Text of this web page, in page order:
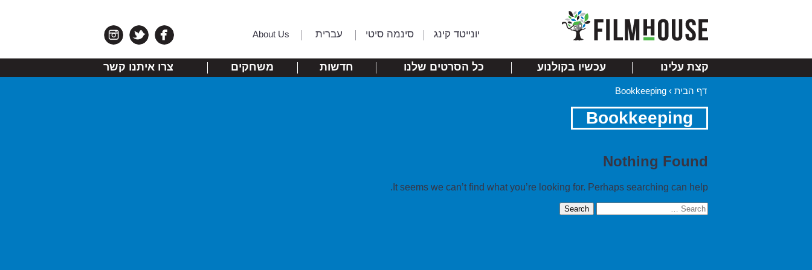
יונייטד קינג סינמה סיטי עברית About Us
קצת עלינו עכשיו בקולנוע כל הסרטים שלנו חדשות משחקים צרו איתנו קשר
דף הבית ›
Bookkeeping
Bookkeeping
Nothing Found
It seems we can’t find what you’re looking for. Perhaps searching can help.
Search
for: